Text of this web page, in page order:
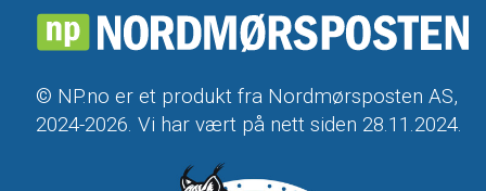
© NP.no er et produkt fra Nordmørsposten AS,
2024-2026. Vi har vært på nett siden 28.11.2024.